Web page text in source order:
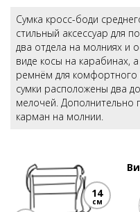
Сумка кросс-боди
стильный аксессуар для
два отдела на молниях и
виде косы на карабинах,
ремнём для комфортного
сумки расположены два
мелочей. Дополнительно
карман на молнии.
14
см